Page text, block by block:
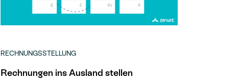
RECHNUNGSSTELLUNG
Rechnungen ins Ausland stellen